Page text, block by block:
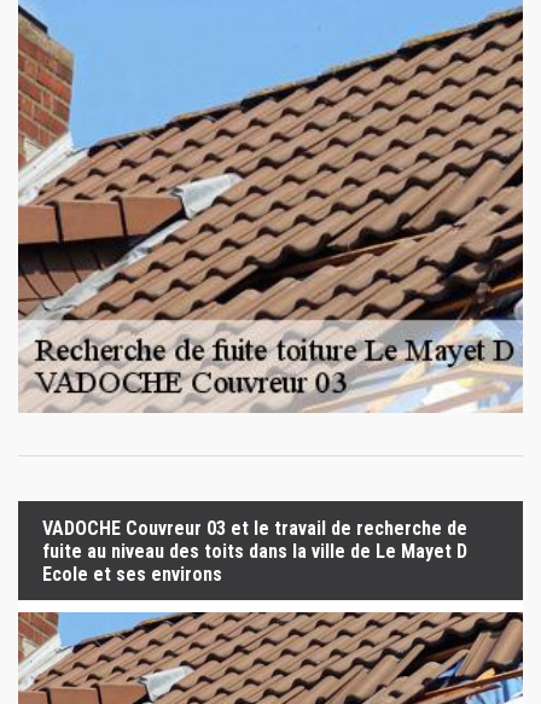
VADOCHE Couvreur 03 et le travail de recherche de
fuite au niveau des toits dans la ville de Le Mayet D
Ecole et ses environs